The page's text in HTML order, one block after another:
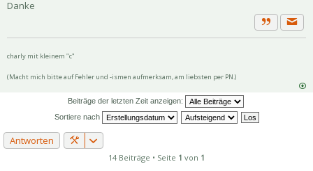
Danke
Zitat
charly mit kleinem "c"
(Macht mich bitte auf Fehler und -ismen aufmerksam, am liebsten per PN.)
Beiträge der letzten Zeit anzeigen:
Sortiere nach
Antworten
14 Beiträge • Seite 1 von 1